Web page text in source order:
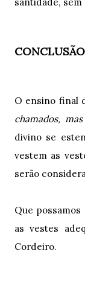
O ensino final
chamados,
divino se
vestem as
serão
Que
as vestes
Cordeiro.